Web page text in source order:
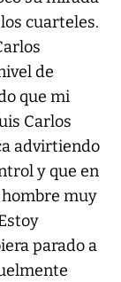
cuarteles.
de
que mi
Carlos
advirtiendo
y que en
muy
parado a